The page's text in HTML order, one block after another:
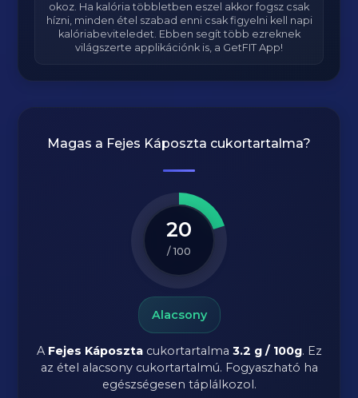
okoz. Ha kalória többletben eszel akkor fogsz csak
hízni, minden étel szabad enni csak figyelni kell napi
kalóriabeviteledet. Ebben segít több ezreknek
világszerte applikációnk is, a GetFIT App!
Magas a Fejes Káposzta cukortartalma?
20
/ 100
Alacsony
A Fejes Káposztacukortartalma 3.2 g / 100g. Ez
az étel alacsony cukortartalmú. Fogyaszható ha
egészségesen táplálkozol.